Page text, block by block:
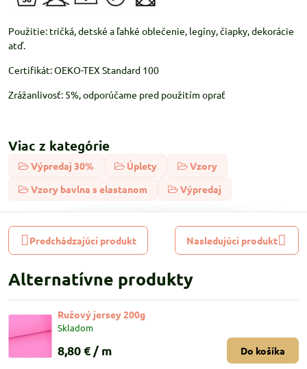
Použitie: tričká, detské a ľahké oblečenie, legíny, čiapky, dekorácie
atď.
Certifikát: OEKO-TEX Standard 100
Zrážanlivosť: 5%, odporúčame pred použitím oprať
Viac z kategórie
Výpredaj 30% Úplety
Vzory
Vzory bavlna s elastanom
Výpredaj
Predchádzajúci produkt Nasledujúci produkt
Alternatívne produkty
Ružový jersey 200g
Skladom
8,80 € / m Do košíka